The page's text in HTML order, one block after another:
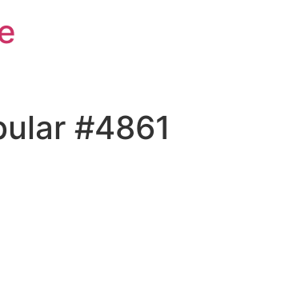
#4861